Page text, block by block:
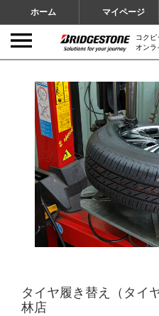
ホーム マイページ
コク
オンラ
タイヤ履き替え（タイ
林店